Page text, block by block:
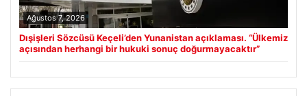
Ağustos 7, 2026
Dışişleri Sözcüsü Keçeli’den Yunanistan açıklaması. “Ülkemiz
açısından herhangi bir hukuki sonuç doğurmayacaktır”